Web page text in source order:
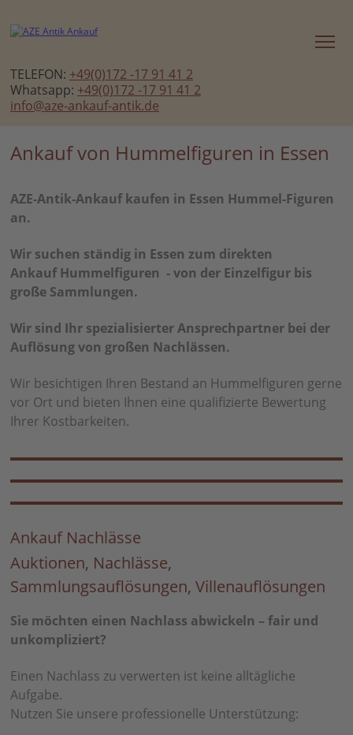
TELEFON: +49(0)172 -17 91 41 2
Whatsapp: +49(0)172 -17 91 41 2
info@aze-ankauf-antik.de
Ankauf von Hummelfiguren in Essen
AZE-Antik-Ankauf kaufen in Essen Hummel-Figuren
an.
Wir suchen ständig in Essen zum direkten
Ankauf Hummelfiguren - von der Einzelfigur bis
große Sammlungen.
Wir sind Ihr spezialisierter Ansprechpartner bei der
Auflösung von großen Nachlässen.
Wir besichtigen Ihren Bestand an Hummelfiguren gerne
vor Ort und bieten Ihnen eine qualifizierte Bewertung
Ihrer Kostbarkeiten.
Ankauf Nachlässe
Auktionen, Nachlässe,
Sammlungsauflösungen, Villenauflösungen
Sie möchten einen Nachlass abwickeln – fair und
unkompliziert?
Einen Nachlass zu verwerten ist keine alltägliche
Aufgabe.
Nutzen Sie unsere professionelle Unterstützung: